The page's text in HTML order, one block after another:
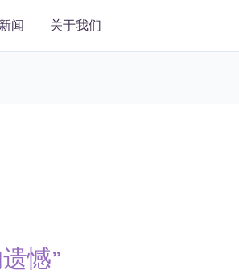
新闻 关于我们
憾”